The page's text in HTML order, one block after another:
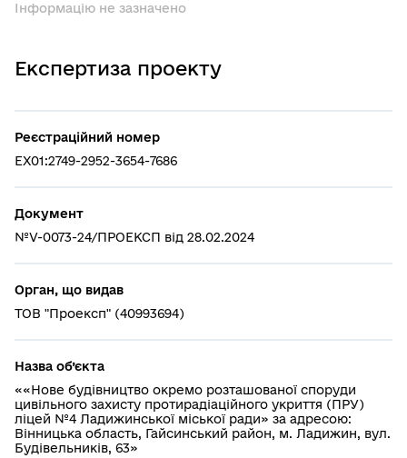
Інформацію не зазначено
Експертиза проекту
Реєстраційний номер
EX01:2749-2952-3654-7686
Документ
№V-0073-24/ПРОЕКСП від 28.02.2024
Орган, що видав
ТОВ "Проексп" (40993694)
Назва об’єкта
««Нове будівництво окремо розташованої споруди
цивільного захисту протирадіаційного укриття (ПРУ)
ліцей №4 Ладижинської міської ради» за адресою:
Вінницька область, Гайсинський район, м. Ладижин, вул.
Будівельників, 63»